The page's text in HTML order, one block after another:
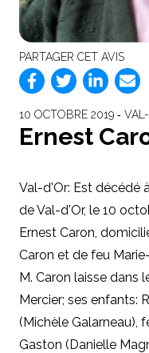
PARTAGER CET AVIS
10 OCTOBRE 2019 ‐
Ernest
Val-d'Or: Est décédé
de Val-d'Or, le 10
Ernest Caron,
Caron et de feu
M. Caron laisse dans
Mercier; ses enfants:
(Michèle Galarneau),
Gaston (Danielle